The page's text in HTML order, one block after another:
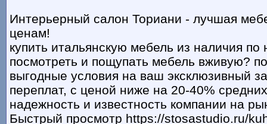
Интерьерный салон Ториани - лучшая
ценам!
купить итальянскую мебель из наличия по
посмотреть и пощупать мебель вживую?
выгодные условия на ваш эксклюзивный
переплат, с ценой ниже на 20-40%
надежность и известность компании на
Быстрый просмотр https://stosastudio.ru/